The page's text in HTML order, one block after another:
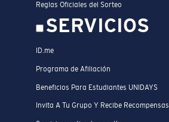
Reglas Oficiales del Sorteo
SERVICIOS
ID.me
Programa de Afiliación
Beneficios Para Estudiantes UNIDAYS
Invita A Tu Grupo Y Recibe Recompensas